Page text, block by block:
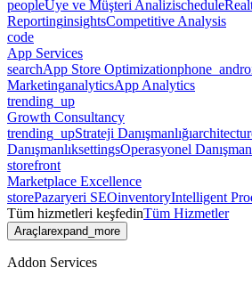
peopleÜye ve Müşteri Analizischedule
ReportinginsightsCompetitive Analysis
code
App Services
searchApp Store Optimization
MarketinganalyticsApp Analytics
trending_up
Growth Consultancy
trending_upStrateji Danışmanlığı
DanışmanlıksettingsOperasyonel
storefront
Marketplace Excellence
storePazaryeri SEOinventoryIntelligent
Tüm hizmetleri keşfedinTüm Hizmetler
Araçlarexpand_more
Addon Services